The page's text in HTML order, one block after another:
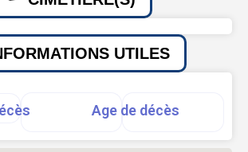
UTILES
Age de décès